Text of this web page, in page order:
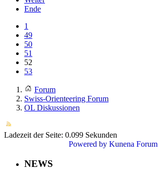
Ende
1
49
50
51
52
53
Forum
Swiss-Orienteering Forum
OL Diskussionen
Ladezeit der Seite: 0.099 Sekunden
Powered by Kunena Forum
NEWS